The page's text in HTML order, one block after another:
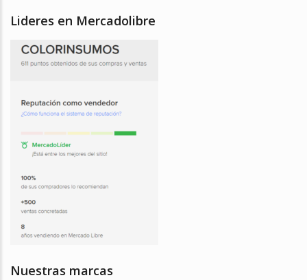
Lideres en Mercadolibre
Nuestras marcas